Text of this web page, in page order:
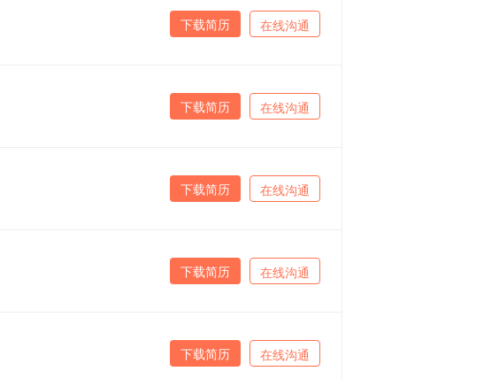
在线沟通
下载简历
在线沟通
下载简历
在线沟通
下载简历
在线沟通
下载简历
在线沟通
下载简历